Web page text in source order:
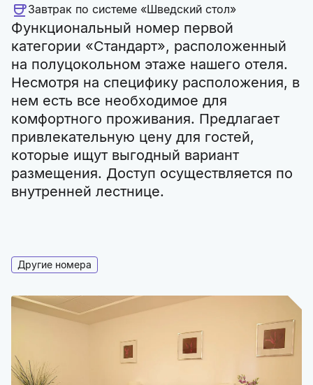
Завтрак по системе «Шведский стол»
Функциональный номер первой
категории «Стандарт», расположенный
на полуцокольном этаже нашего отеля.
Несмотря на специфику расположения, в
нем есть все необходимое для
комфортного проживания. Предлагает
привлекательную цену для гостей,
которые ищут выгодный вариант
размещения. Доступ осуществляется по
внутренней лестнице.
Другие номера